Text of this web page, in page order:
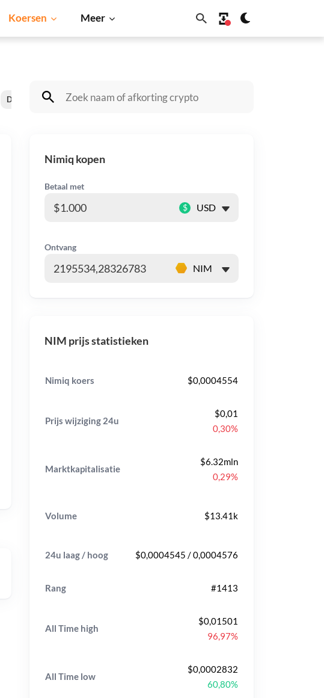
Koersen Meer
Dogecoin Solana BNB
Nimiq kopen
Betaal met
$
Ontvang
NIM prijs statistieken
Nimiq koers $0,0004554
Prijs wijziging 24u
$0,01
0,30%
Marktkapitalisatie
$6.32mln
0,29%
Volume $13.41k
24u laag / hoog $0,0004545 / 0,0004576
Rang #1413
All Time high
$0,01501
96,97%
All Time low
$0,0002832
60,80%